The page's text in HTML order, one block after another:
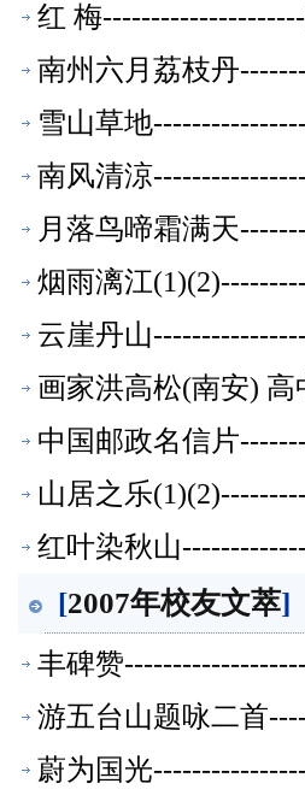
红 梅
南州六月荔枝丹
雪山草地
南风清涼
月落鸟啼霜满天
烟雨漓江
云崖丹山
画家洪高松(南安)
中国邮政名信片
山居之乐
红叶染秋山
[2007年校友文萃]
丰碑赞
游五台山题咏二首
蔚为国光